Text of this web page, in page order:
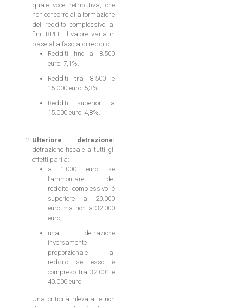
quale voce retributiva, che
non concorre alla formazione
del reddito complessivo ai
fini IRPEF. Il valore varia in
base alla fascia di reddito:
Redditi fino a 8.500
euro: 7,1%.
Redditi tra 8.500 e
15.000 euro: 5,3%.
Redditi superiori a
15.000 euro: 4,8%.
Ulteriore detrazione:
detrazione fiscale a tutti gli
effetti pari a:
a 1.000 euro, se
l’ammontare del
reddito complessivo è
superiore a 20.000
euro ma non a 32.000
euro;
una detrazione
inversamente
proporzionale al
reddito se esso è
compreso tra 32.001 e
40.000 euro.
Una criticità rilevata, e non